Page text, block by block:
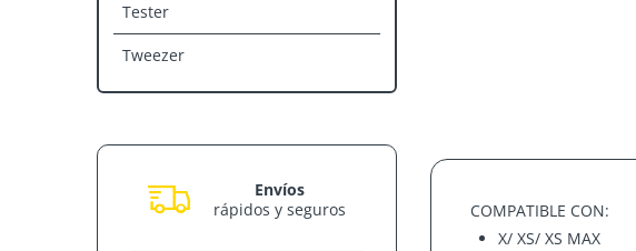
Tester
Tweezer
Envíos
rápidos y seguros
COMPATIBLE CON:
X/ XS/ XS MAX